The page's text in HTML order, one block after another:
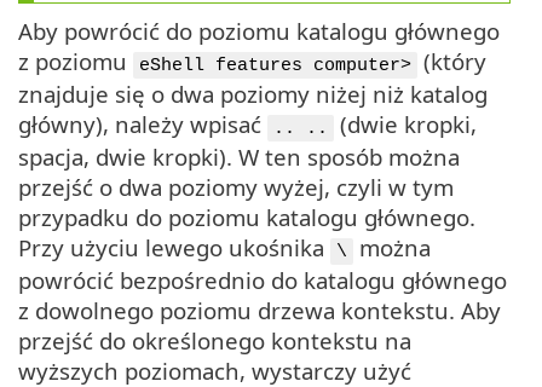
Aby powrócić do poziomu katalogu głównego
z poziomu
eShell features computer>
(który
znajduje się o dwa poziomy niżej niż katalog
główny), należy wpisać
.. ..
(dwie kropki,
spacja, dwie kropki). W ten sposób można
przejść o dwa poziomy wyżej, czyli w tym
przypadku do poziomu katalogu głównego.
Przy użyciu lewego ukośnika
\
można
powrócić bezpośrednio do katalogu głównego
z dowolnego poziomu drzewa kontekstu. Aby
przejść do określonego kontekstu na
wyższych poziomach, wystarczy użyć